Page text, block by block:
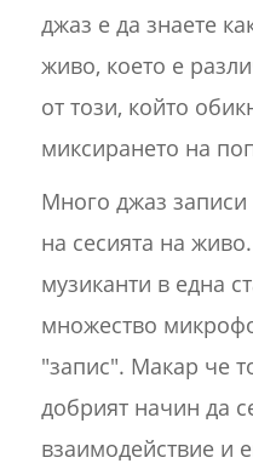
джаз е да знаете
живо, което е
от този, който
миксирането на
Много джаз записи
на сесията на
музиканти в една
множество
"запис". Макар че
добрият начин да
взаимодействие и